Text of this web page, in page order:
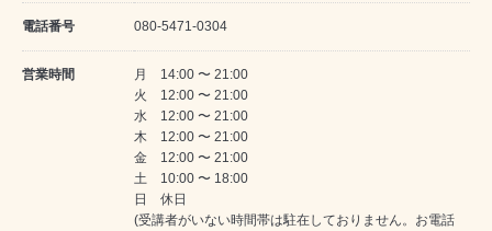
電話番号 080-5471-0304
営業時間
月 14:00 〜 21:00
火 12:00 〜 21:00
水 12:00 〜 21:00
木 12:00 〜 21:00
金 12:00 〜 21:00
土 10:00 〜 18:00
日 休日
(受講者がいない時間帯は駐在しておりません。お電話